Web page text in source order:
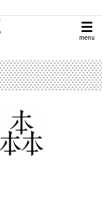
menu